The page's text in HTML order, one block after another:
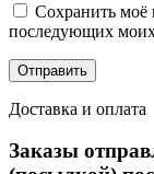
Сохранить моё
последующих
Доставка и оплата
Заказы